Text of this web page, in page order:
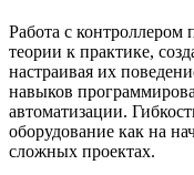
Работа с контроллером
теории к практике,
настраивая их
навыков
автоматизации.
оборудование как на
сложных проектах.